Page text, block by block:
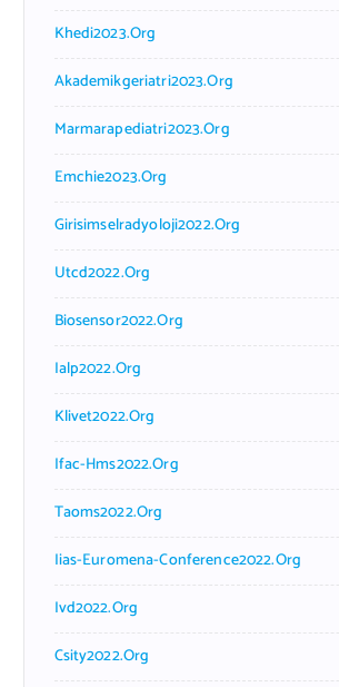
Khedi2023.org
Akademikgeriatri2023.org
Marmarapediatri2023.org
Emchie2023.org
Girisimselradyoloji2022.org
Utcd2022.org
Biosensor2022.org
Ialp2022.org
Klivet2022.org
Ifac-Hms2022.org
Taoms2022.org
Iias-Euromena-Conference2022.org
Ivd2022.org
Csity2022.org